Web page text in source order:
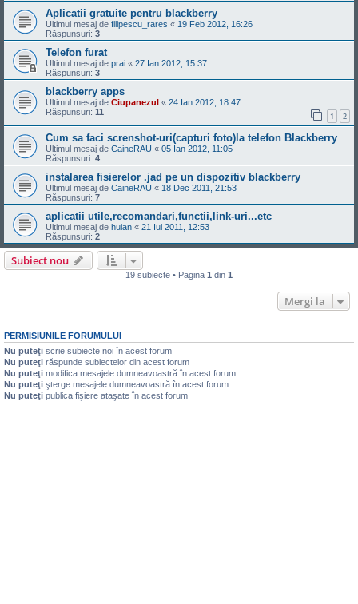
Aplicatii gratuite pentru blackberry
Ultimul mesaj de filipescu_rares « 19 Feb 2012, 16:26
Răspunsuri: 3
Telefon furat
Ultimul mesaj de prai « 27 Ian 2012, 15:37
Răspunsuri: 3
blackberry apps
Ultimul mesaj de Ciupanezul « 24 Ian 2012, 18:47
Răspunsuri: 11 1 2
Cum sa faci screnshot-uri(capturi foto)la telefon Blackberry
Ultimul mesaj de CaineRAU « 05 Ian 2012, 11:05
Răspunsuri: 4
instalarea fisierelor .jad pe un dispozitiv blackberry
Ultimul mesaj de CaineRAU « 18 Dec 2011, 21:53
Răspunsuri: 7
aplicatii utile,recomandari,functii,link-uri...etc
Ultimul mesaj de huian « 21 Iul 2011, 12:53
Răspunsuri: 2
Subiect nou
19 subiecte • Pagina 1 din 1
Mergi la
PERMISIUNILE FORUMULUI
Nu puteţi scrie subiecte noi în acest forum
Nu puteţi răspunde subiectelor din acest forum
Nu puteţi modifica mesajele dumneavoastră în acest forum
Nu puteţi şterge mesajele dumneavoastră în acest forum
Nu puteţi publica fişiere ataşate în acest forum